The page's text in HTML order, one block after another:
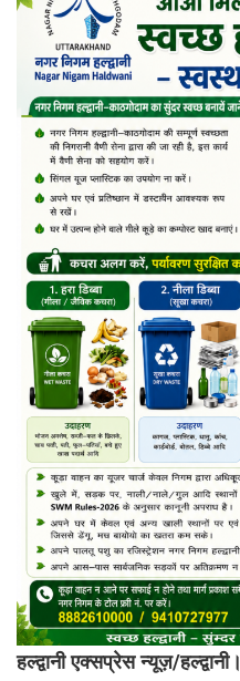
हल्द्वानी एक्सप्रेस न्यूज़/हल्द्वानी।